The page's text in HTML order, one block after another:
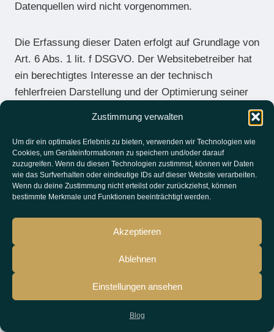
Zustimmung verwalten
Um dir ein optimales Erlebnis zu bieten, verwenden wir Technologien wie
Cookies, um Geräteinformationen zu speichern und/oder darauf
zuzugreifen. Wenn du diesen Technologien zustimmst, können wir Daten
wie das Surfverhalten oder eindeutige IDs auf dieser Website verarbeiten.
Wenn du deine Zustimmung nicht erteilst oder zurückziehst, können
bestimmte Merkmale und Funktionen beeinträchtigt werden.
Akzeptieren
Ablehnen
Einstellungen ansehen
Blog
Datenquellen wird nicht vorgenommen.
Die Erfassung dieser Daten erfolgt auf Grundlage von
Art. 6 Abs. 1 lit. f DSGVO. Der Websitebetreiber hat
ein berechtigtes Interesse an der technisch
fehlerfreien Darstellung und der Optimierung seiner
Kontaktformular
Wenn Sie uns per Kontaktformular Anfragen
angegebenen Kontaktdaten zwecks Bearbeitung der
Anfrage und für den Fall von Anschlussfragen bei uns
gespeichert. Diese Daten geben wir nicht ohne Ihre
Einwilligung weiter.